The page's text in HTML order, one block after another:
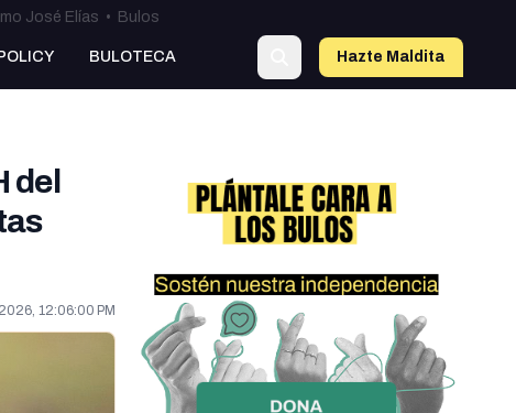
José Elías • Bulos
BULOTECA Hazte Maldito
a
del
12:06:00 PM